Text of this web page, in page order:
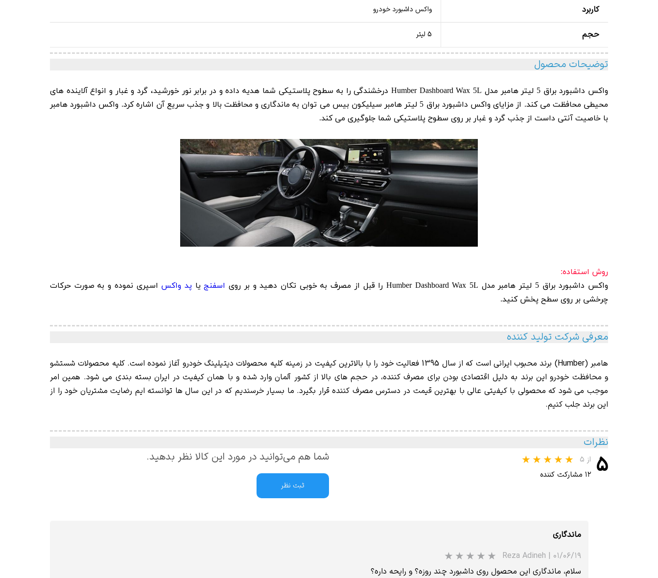
کاربرد واکس داشبورد خودرو
حجم 5 لیتر
توضیحات محصول
واکس داشبورد براق 5 لیتر هامبر مدل Humber Dashboard Wax 5L
درخشندگی را به سطوح پلاستیکی شما هدیه داده و در برابر نور خورشید، گرد و غبار و انواع آلاینده های
محیطی محافظت می کند. از مزایای واکس داشبورد براق 5 لیتر هامبر
سیلیکون بیس می توان به ماندگاری و محافظت بالا و جذب سریع آن اشاره کرد. واکس داشبورد هامبر
با خاصیت آنتی داست از جذب گرد و غبار بر روی سطوح پلاستیکی شما جلوگیری می کند.
روش استفاده:
واکس داشبورد براق 5 لیتر هامبر مدل Humber Dashboard Wax 5L را قبل از مصرف به خوبی تکان دهید و بر روی
اسفنجیا پد واکس اسپری نموده و به صورت حرکات
چرخشی بر روی سطح پخش کنید.
معرفی شرکت تولید کننده
هامبر (Humber) برند محبوب ایرانی است که از سال 1395 فعالیت خود را با بالاترین کیفیت در زمینه کلیه محصولات دیتیلینگ خودرو آغاز نموده است. کلیه محصولات شستشو
و محافظت خودرو این برند به دلیل اقتصادی بودن برای مصرف کننده، در حجم های بالا از کشور آلمان وارد شده و با همان کیفیت در ایران بسته بندی می شود. همین امر
موجب می شود که محصولی با کیفیتی عالی با بهترین قیمت در دسترس مصرف کننده قرار بگیرد. ما بسیار خرسندیم که در این سال ها توانسته ایم رضایت مشتریان خود را از
این برند جلب کنیم.
نظرات
۵ از ۵
۱۲ مشارکت کننده
شما هم می‌توانید در مورد این کالا نظر بدهید.
ثبت نظر
ماندگاری
Reza Adineh | ۰۱/۰۶/۱۹
سلام، ماندگاری این محصول روی داشبورد چند روزه؟ و رایحه داره؟